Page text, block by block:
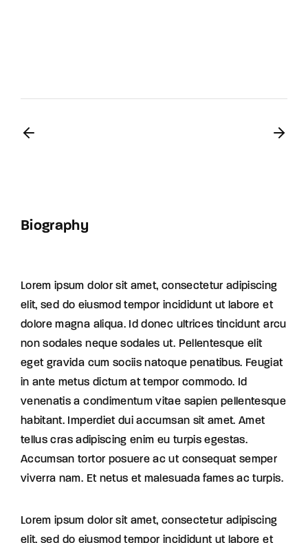
Biography
Lorem ipsum dolor sit amet, consectetur adipiscing
elit, sed do eiusmod tempor incididunt ut labore et
dolore magna aliqua. Id donec ultrices tincidunt arcu
non sodales neque sodales ut. Pellentesque elit
eget gravida cum sociis natoque penatibus. Feugiat
in ante metus dictum at tempor commodo. Id
venenatis a condimentum vitae sapien pellentesque
habitant. Imperdiet dui accumsan sit amet. Amet
tellus cras adipiscing enim eu turpis egestas.
Accumsan tortor posuere ac ut consequat semper
viverra nam. Et netus et malesuada fames ac turpis.
Lorem ipsum dolor sit amet, consectetur adipiscing
elit, sed do eiusmod tempor incididunt ut labore et